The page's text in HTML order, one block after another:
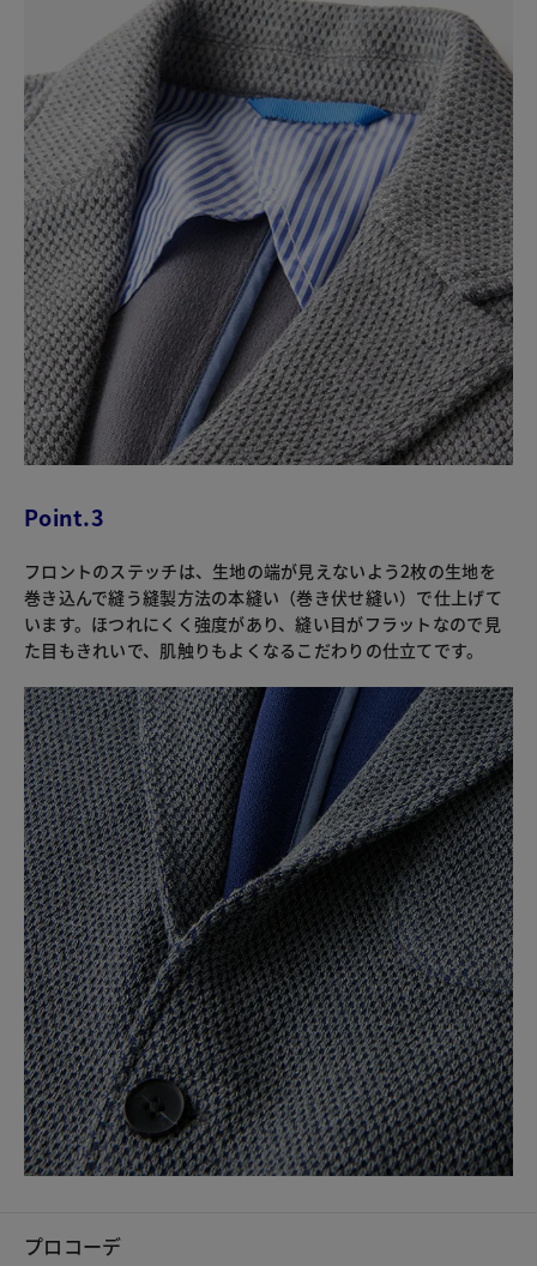
Point.3
フロントのステッチは、生地の端が見えないよう2枚の生地を
巻き込んで縫う縫製方法の本縫い（巻き伏せ縫い）で仕上げて
います。ほつれにくく強度があり、縫い目がフラットなので見
た目もきれいで、肌触りもよくなるこだわりの仕立てです。
プロコーデ